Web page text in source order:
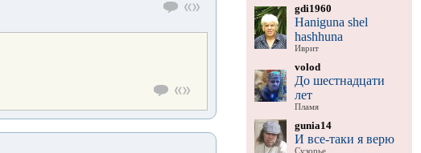
gdi1960
Haniguna shel
hashhuna
Иврит
volod
До шестнадцати
лет
Пламя
gunia14
И все-таки я верю
Сузорье